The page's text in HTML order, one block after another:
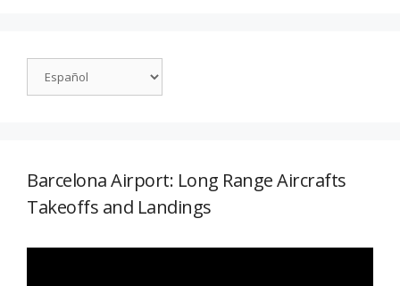
Barcelona Airport: Long Range Aircrafts
Takeoffs and Landings